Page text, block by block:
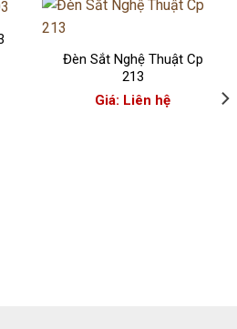
Đèn Sắt Nghệ Thuật Cp
213
Giá: Liên hệ